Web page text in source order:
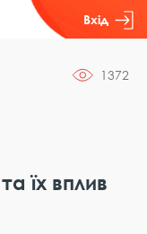
Вхід
1372
їх вплив